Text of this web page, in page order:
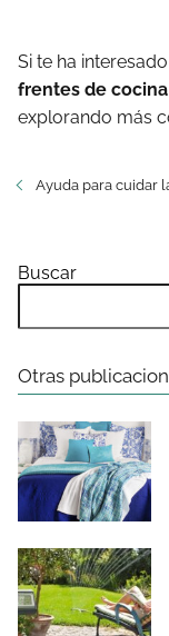
Si te ha interesado
frentes de
explorando más
Ayuda para cuidar
Buscar
Otras